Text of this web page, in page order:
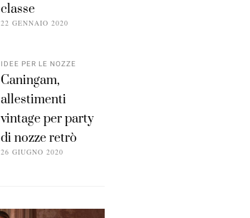
classe
22 GENNAIO 2020
IDEE PER LE NOZZE
Caningam,
allestimenti
vintage per party
di nozze retrò
26 GIUGNO 2020